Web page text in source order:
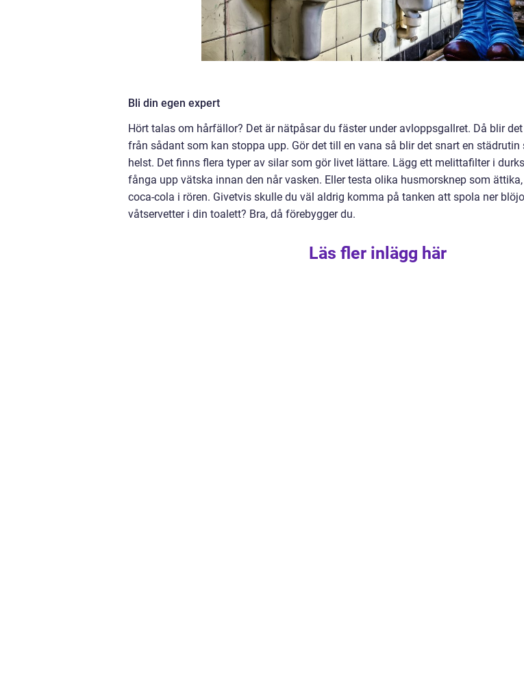
Bli din egen expert
Hört talas om hårfällor? Det är nätpåsar du fäster under avloppsgallret. Då blir
från sådant som kan stoppa upp. Gör det till en vana så blir det snart en städrutin
helst. Det finns flera typer av silar som gör livet lättare. Lägg ett melittafilter i
fånga upp vätska innan den når vasken. Eller testa olika husmorsknep som
coca-cola i rören. Givetvis skulle du väl aldrig komma på tanken att spola ner
våtservetter i din toalett? Bra, då förebygger du.
Läs fler inlägg här